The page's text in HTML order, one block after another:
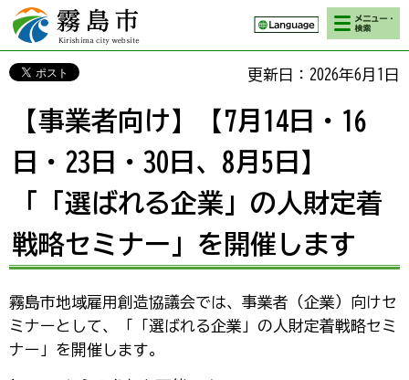
霧島市 Kirishima
city website
検索・メニ
ュー
更新日：2026年6月1日
【事業者向け】【7月14日・16
日・23日・30日、8月5日】
「「選ばれる企業」の人財定着
戦略セミナー」を開催します
霧島市地域雇用創造協議会では、事業者（企業）向けセ
ミナーとして、「「選ばれる企業」の人財定着戦略セミ
ナー」を開催します。